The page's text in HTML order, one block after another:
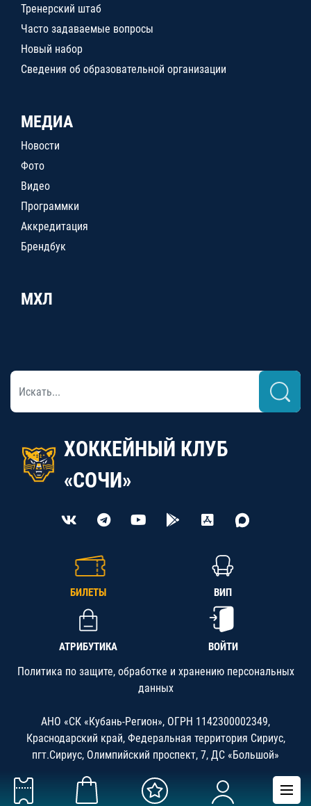
Тренерский штаб
Часто задаваемые вопросы
Новый набор
Сведения об образовательной организации
МЕДИА
Новости
Фото
Видео
Программки
Аккредитация
Брендбук
МХЛ
ХОККЕЙНЫЙ КЛУБ
«СОЧИ»
БИЛЕТЫ ВИП
АТРИБУТИКА ВОЙТИ
Политика по защите, обработке и хранению персональных
данных
АНО «СК «Кубань-Регион», ОГРН 1142300002349,
Краснодарский край, Федеральная территория Сириус,
пгт.Сириус, Олимпийский проспект, 7, ДС «Большой»